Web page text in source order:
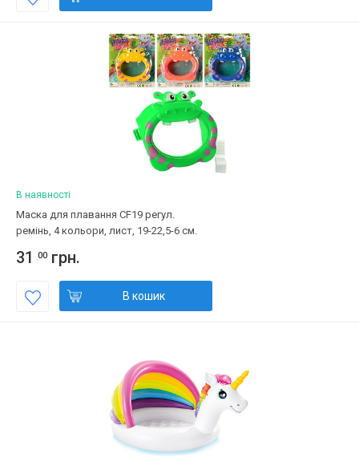
В наявності
Маска для плавання CF19 регул.
ремінь, 4 кольори, лист, 19-22,5-6 см.
31 00 грн.
В кошик